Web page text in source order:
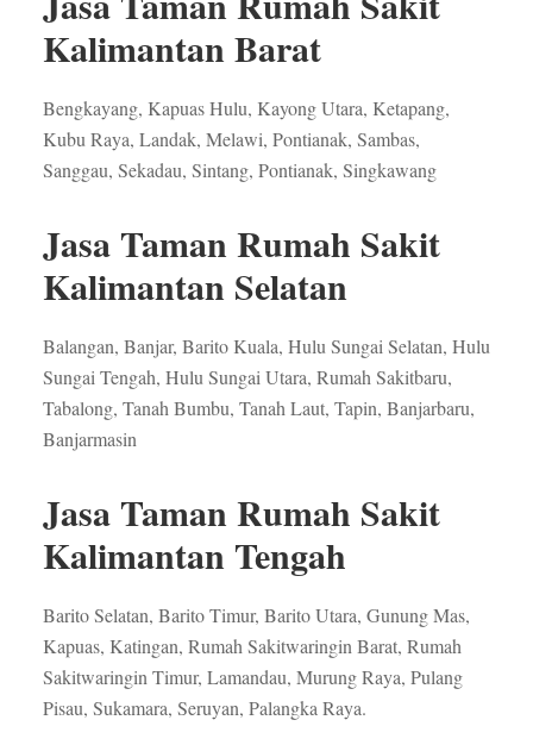
Kalimantan Barat
Bengkayang, Kapuas Hulu, Kayong Utara, Ketapang,
Kubu Raya, Landak, Melawi, Pontianak, Sambas,
Sanggau, Sekadau, Sintang, Pontianak, Singkawang
Jasa Taman Rumah Sakit
Kalimantan Selatan
Balangan, Banjar, Barito Kuala, Hulu Sungai Selatan, Hulu
Sungai Tengah, Hulu Sungai Utara, Rumah Sakitbaru,
Tabalong, Tanah Bumbu, Tanah Laut, Tapin, Banjarbaru,
Banjarmasin
Jasa Taman Rumah Sakit
Kalimantan Tengah
Barito Selatan, Barito Timur, Barito Utara, Gunung Mas,
Kapuas, Katingan, Rumah Sakitwaringin Barat, Rumah
Sakitwaringin Timur, Lamandau, Murung Raya, Pulang
Pisau, Sukamara, Seruyan, Palangka Raya.